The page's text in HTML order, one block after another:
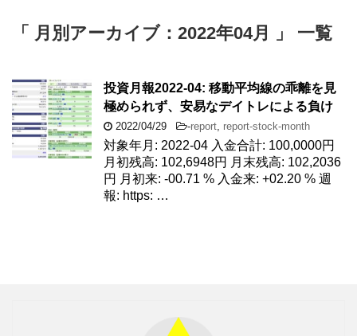
「 月別アーカイブ：2022年04月 」 一覧
投資月報2022-04: 移動平均線の乖離を見
極められず、安易なデイトレによる負け
2022/04/29 -report report-stock-month
対象年月: 2022-04 入金合計: 100,0000円
月初残高: 102,6948円 月末残高: 102,2036
円 月初来: -00.71 % 入金来: +02.20 % 週
報: https: …